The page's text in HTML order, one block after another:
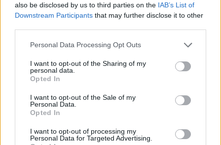
also be disclosed by us to third parties on the IAB’s List of
Downstream Participants that may further disclose it to other
Personal Data Processing Opt Outs
I want to opt-out of the Sharing of my
personal data.
Opted In
I want to opt-out of the Sale of my
Personal Data.
Opted In
I want to opt-out of processing my
Personal Data for Targeted Advertising.
DreamWill
Forum Commissioner
Hanno semplicemente corretto il costo: prima conveniva
ora sono equivalenti. Sarebbe stato più onesto chiamarlo
"bugfix" piuttosto che "riduzione costi"
Deinoforolikes this.
Marsicanus